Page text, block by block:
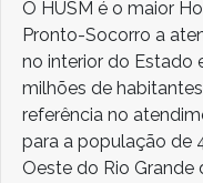
O HUSM é o maior
Pronto-Socorro a
no interior do Estado
milhões de
referência no
para a população de
Oeste do Rio